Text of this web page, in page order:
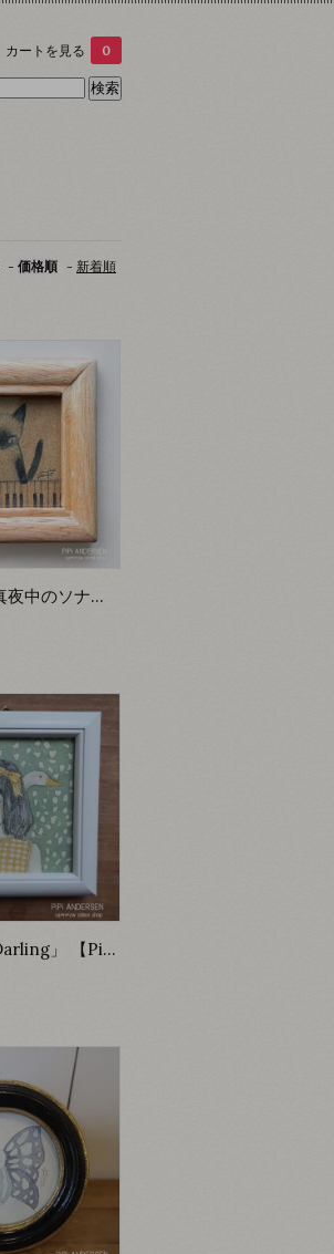
カートを見る 0
- 価格順 - 新着順
【原画】 「真夜中のソナタ」 【PiPi ANDERSEN by fumiko】
【原画】 「Darling」 【PiPi ANDERSEN】